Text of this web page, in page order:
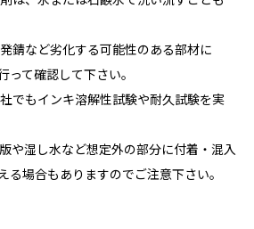
錆など劣化する可能性のある部材に
って確認して下さい。
でもインキ溶解性試験や耐久試験を実
や湿し水など想定外の部分に付着・混入
る場合もありますのでご注意下さい。